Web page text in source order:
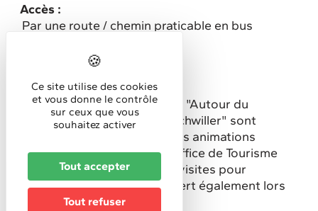
Accès :
Par une route / chemin praticable en bus
Horaires
Horaires d'accueil
En été, des visites intitulées "Autour du
clocher roman d'Obermorschwiller" sont
organisées dans le cadre des animations
estivales proposées par l'Office de Tourisme
du Sundgau. Possibilité de visites pour
groupes sur demande. Ouvert également lors
de manifestations locales.
Ce site utilise des cookies
et vous donne le contrôle
sur ceux que vous
souhaitez activer
Tout accepter
Tout refuser